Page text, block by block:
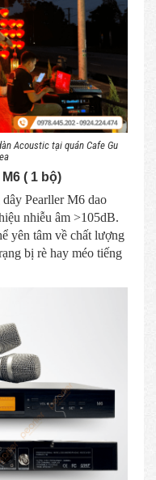
Acoustic tại quán Cafe Gu
( 1 bộ)
Pearller M6 dao
nhiễu âm >105dB.
yên tâm về chất lượng
bị rè hay méo tiếng